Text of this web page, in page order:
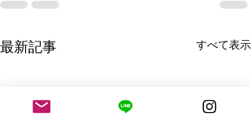
最新記事 すべて表示